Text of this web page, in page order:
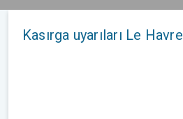
Kasırga uyarıları Le Havre